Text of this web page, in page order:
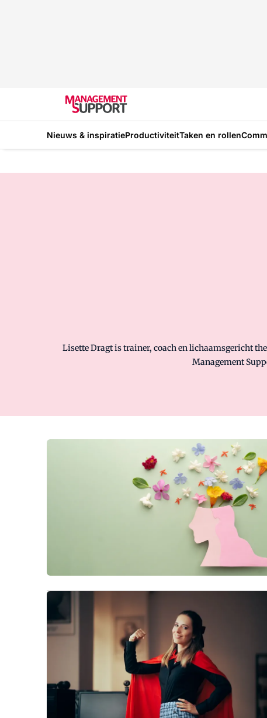
Nieuws & inspiratieProductiviteitTaken en rollen
Lisette Dragt is trainer, coach en lichaamsgericht
Management